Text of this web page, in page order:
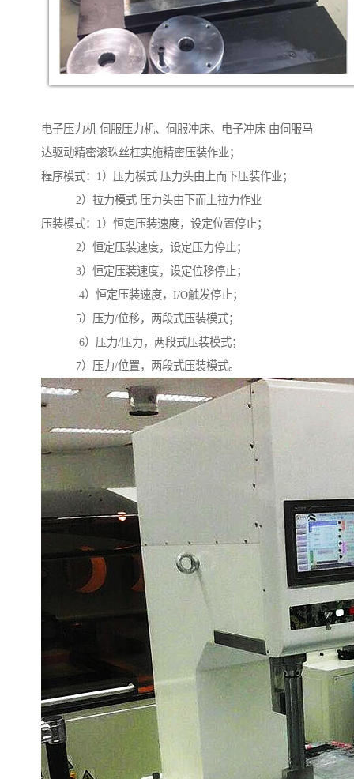
电子压力机 伺服压力机、伺服冲床、电子冲床 由伺服马
达驱动精密滚珠丝杠实施精密压装作业；
程序模式：1）压力模式 压力头由上而下压装作业；
2）拉力模式 压力头由下而上拉力作业
压装模式：1）恒定压装速度，设定位置停止；
2）恒定压装速度，设定压力停止；
3）恒定压装速度，设定位移停止；
4）恒定压装速度，I/O触发停止；
5）压力/位移，两段式压装模式；
6）压力/压力，两段式压装模式；
7）压力/位置，两段式压装模式。